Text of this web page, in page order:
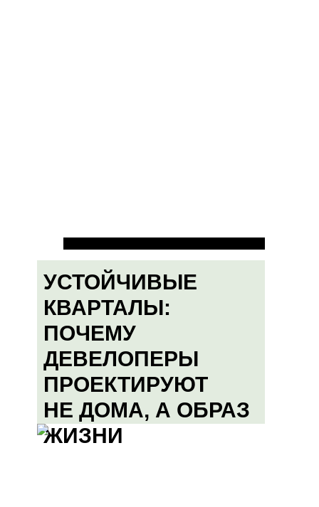
УСТОЙЧИВЫЕ
КВАРТАЛЫ:
ПОЧЕМУ
ДЕВЕЛОПЕРЫ
ПРОЕКТИРУЮТ
НЕ ДОМА, А ОБРАЗ
ЖИЗНИ